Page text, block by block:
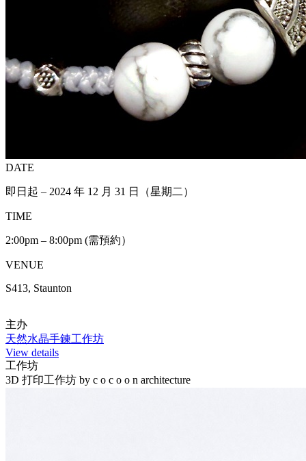
DATE
即日起 – 2024 年 12 月 31 日（星期二）
TIME
2:00pm – 8:00pm (需預約）
VENUE
S413, Staunton
主办
天然水晶手鍊工作坊
View details
工作坊
3D 打印工作坊 by c o c o o n architecture